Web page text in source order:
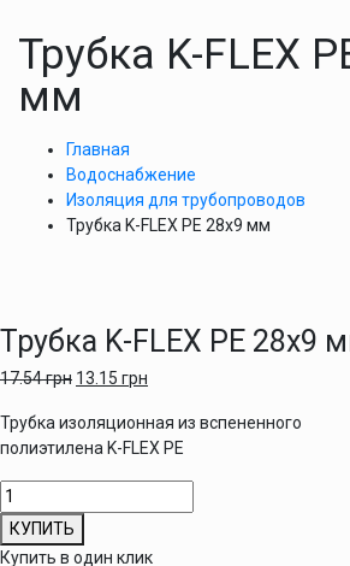
Трубка K-FLEX
мм
Главная
Водоснабжение
Изоляция для трубопроводов
Трубка K-FLEX PE 28х9 мм
Трубка K-FLEX PE 28х9
17.54грн 13.15 грн
Трубка изоляционная из вспененного
полиэтилена K-FLEX PE
Количество
товара
Трубка
КУПИТЬ
Купить в один клик